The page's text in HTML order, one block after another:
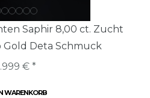
Saphir 8,00 ct. Zucht
Gold Deta Schmuck
€ *
WARENKORB